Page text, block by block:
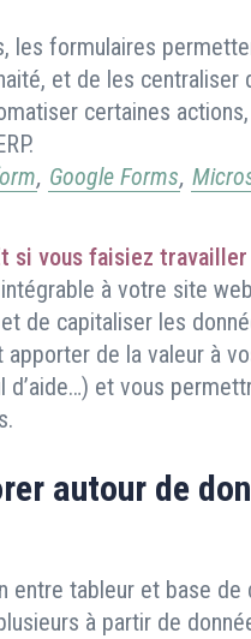
les formulaires
et de les centraliser
certaines
, Google Forms,
si vous faisiez
à votre site
de capitaliser les
apporter de la valeur à
d’aide…) et vous
autour de
entre tableur et base
à partir de